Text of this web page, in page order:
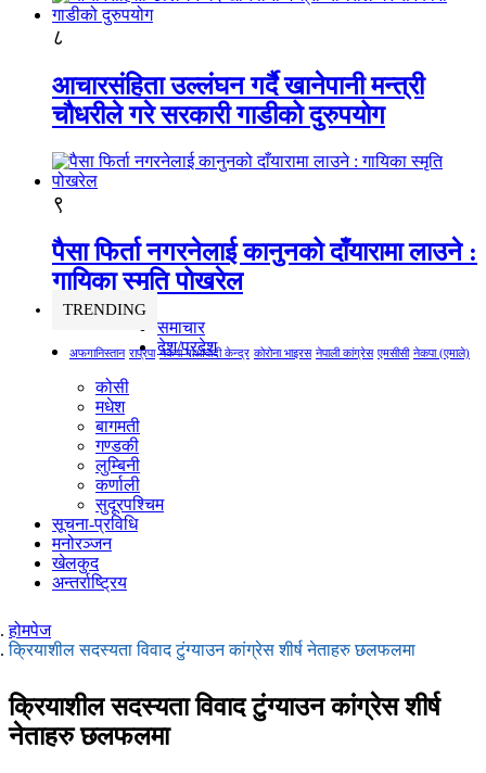
८
आचारसंहिता उल्लंघन गर्दै खानेपानी मन्त्री
चौधरीले गरे सरकारी गाडीको दुरुपयोग
९
पैसा फिर्ता नगरनेलाई कानुनको दाँयारामा लाउने :
गायिका स्‍मृति पोखरेल
TRENDING
अफगानिस्तान राप्रपा नेकपा माओवादी केन्द्र कोरोना भाइरस नेपाली कांग्रेस एमसीसी नेकपा (एमाले)
समाचार
देश/प्रदेश
कोसी
मधेश
बागमती
गण्डकी
लुम्बिनी
कर्णाली
सुदूरपश्चिम
सूचना-प्रविधि
मनोरञ्जन
खेलकुद
अन्तर्राष्ट्रिय
होमपेज
क्रियाशील सदस्यता विवाद टुंग्याउन कांग्रेस शीर्ष नेताहरु छलफलमा
क्रियाशील सदस्यता विवाद टुंग्याउन कांग्रेस शीर्ष
नेताहरु छलफलमा